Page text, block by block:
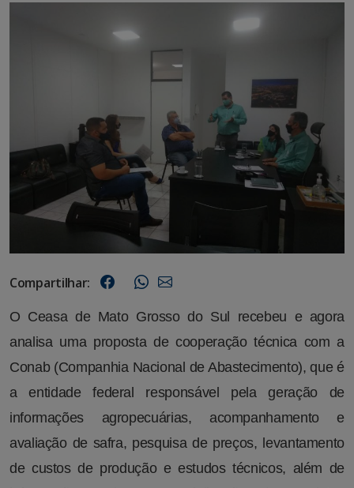
Compartilhar:
O Ceasa de Mato Grosso do Sul recebeu e agora
analisa uma proposta de cooperação técnica com a
Conab (Companhia Nacional de Abastecimento), que é
a entidade federal responsável pela geração de
informações agropecuárias, acompanhamento e
avaliação de safra, pesquisa de preços, levantamento
de custos de produção e estudos técnicos, além de